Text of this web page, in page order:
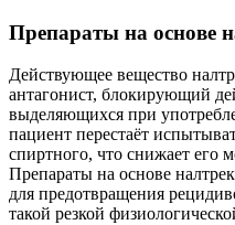
Препараты на основе
Действующее вещество
антагонист, блокирующий
выделяющихся при
пациент перестаёт
спиртного, что снижает его
Препараты на основе
для предотвращения
такой резкой